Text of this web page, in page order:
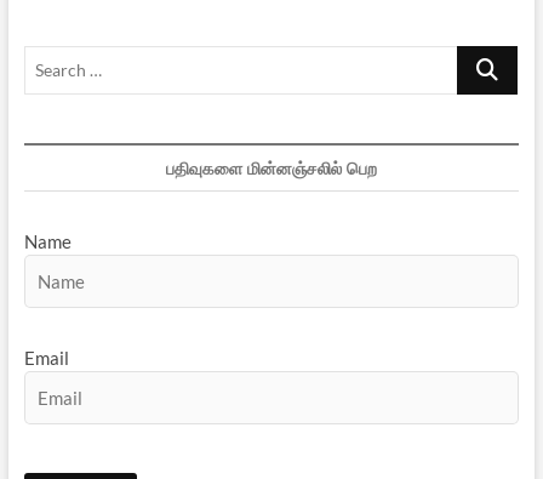
Search
பதிவுகளை மின்னஞ்சலில் பெற
Name
Email